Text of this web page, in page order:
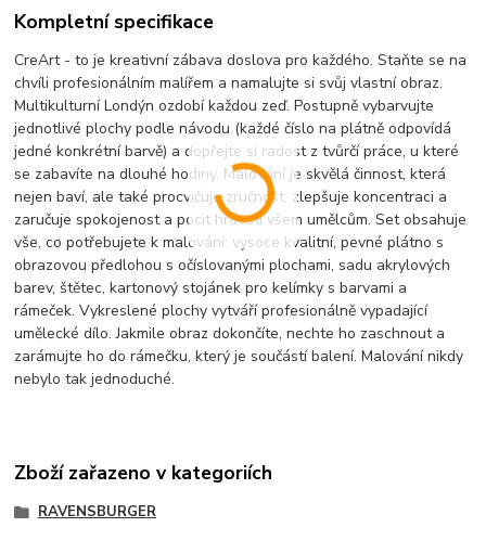
Kompletní specifikace
CreArt - to je kreativní zábava doslova pro každého. Staňte se na
chvíli profesionálním malířem a namalujte si svůj vlastní obraz.
Multikulturní Londýn ozdobí každou zeď. Postupně vybarvujte
jednotlivé plochy podle návodu (každé číslo na plátně odpovídá
jedné konkrétní barvě) a dopřejte si radost z tvůrčí práce, u které
se zabavíte na dlouhé hodiny. Malování je skvělá činnost, která
nejen baví, ale také procvičuje zručnost, zlepšuje koncentraci a
zaručuje spokojenost a pocit hrdosti všem umělcům. Set obsahuje
vše, co potřebujete k malování: vysoce kvalitní, pevné plátno s
obrazovou předlohou s očíslovanými plochami, sadu akrylových
barev, štětec, kartonový stojánek pro kelímky s barvami a
rámeček. Vykreslené plochy vytváří profesionálně vypadající
umělecké dílo. Jakmile obraz dokončíte, nechte ho zaschnout a
zarámujte ho do rámečku, který je součástí balení. Malování nikdy
nebylo tak jednoduché.
Zboží zařazeno v kategoriích
RAVENSBURGER